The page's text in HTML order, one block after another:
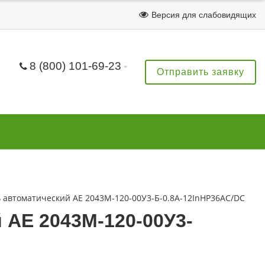
Версия для слабовидящих
8 (800) 101-69-23 Отправить заявку
АЕ 2043М-120-00У3-Б-0.8А-12InНР36AC/DC
2043М-120-00У3-